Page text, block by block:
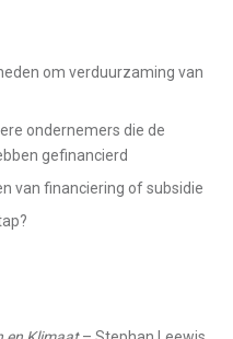
om verduurzaming van
ondernemers die de
gefinancierd
van financiering of subsidie